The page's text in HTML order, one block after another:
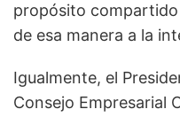
propósito
de esa manera a la
Igualmente, el
Consejo Empresarial